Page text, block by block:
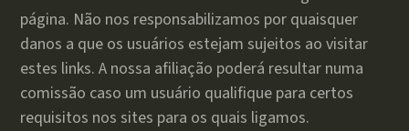
página. Não nos responsabilizamos por quaisquer
danos a que os usuários estejam sujeitos ao visitar
estes links. A nossa afiliação poderá resultar numa
comissão caso um usuário qualifique para certos
requisitos nos sites para os quais ligamos.